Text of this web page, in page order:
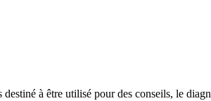
à être utilisé pour des conseils, le